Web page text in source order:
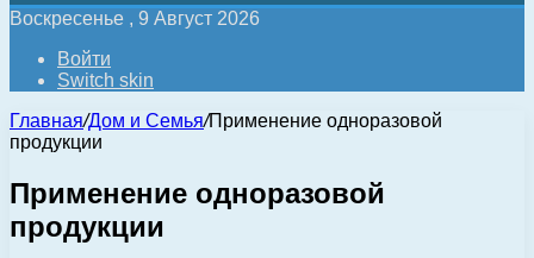
Воскресенье , 9 Август 2026
Войти
Switch skin
Главная/Дом и Семья/Применение одноразовой
продукции
Применение одноразовой
продукции